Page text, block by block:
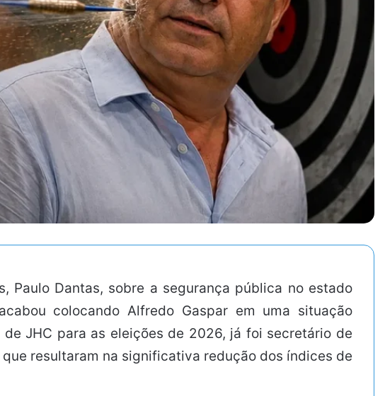
Paulo Dantas, sobre a segurança pública no estado
colocando Alfredo Gaspar em uma situação
JHC para as eleições de 2026, já foi secretário de
resultaram na significativa redução dos índices de